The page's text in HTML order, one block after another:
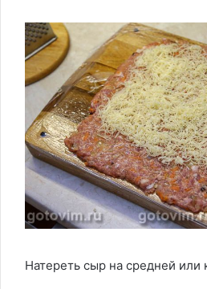
Натереть сыр на средней или